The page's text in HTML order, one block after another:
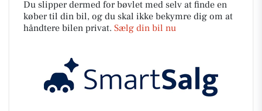
Du slipper dermed for bøvlet med selv at finde en
køber til din bil, og du skal ikke bekymre dig om at
håndtere bilen privat. Sælg din bil nu